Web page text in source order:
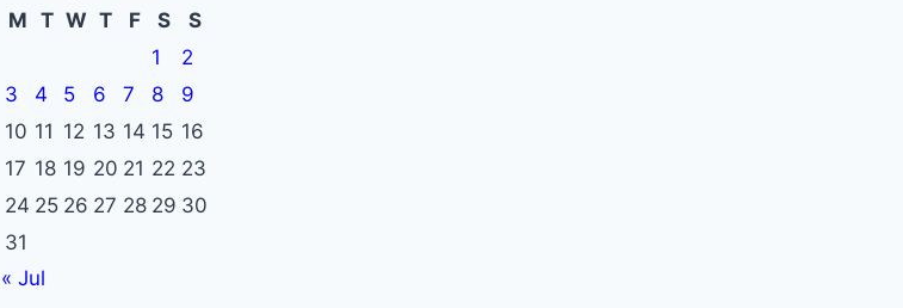
M T W T F S
S
1
2
3
4 5 6 7 8
9
10 11 12 13 14 15 16
17 18 19 20 21 22 23
24 25 26 27 28 29 30
31
« Jul